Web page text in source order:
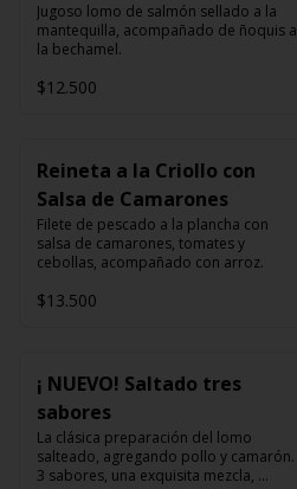
ÑOQUIS 🧈
Jugoso lomo de salmón sellado a la
mantequilla, acompañado de ñoquis a
la bechamel.
$12.500
Reineta a la Criollo con
Salsa de Camarones
Filete de pescado a la plancha con
salsa de camarones, tomates y
cebollas, acompañado con arroz.
$13.500
¡ NUEVO! Saltado tres
sabores
La clásica preparación del lomo
salteado, agregando pollo y camarón.
3 sabores, una exquisita mezcla,